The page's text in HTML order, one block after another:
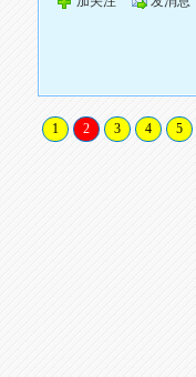
1 2 3 4 5